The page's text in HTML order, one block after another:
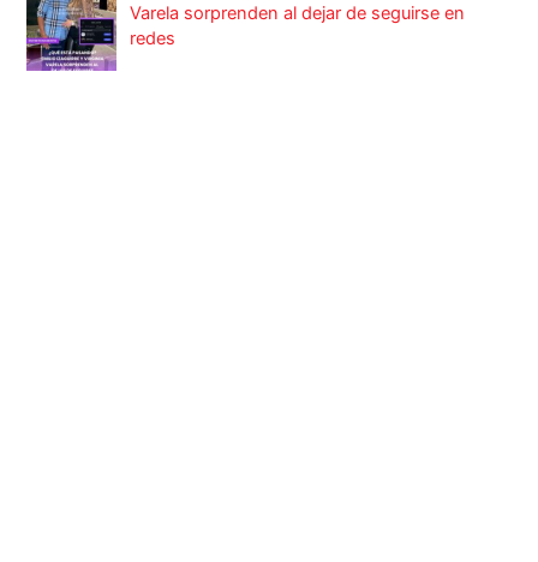
Varela sorprenden al dejar de seguirse en
redes